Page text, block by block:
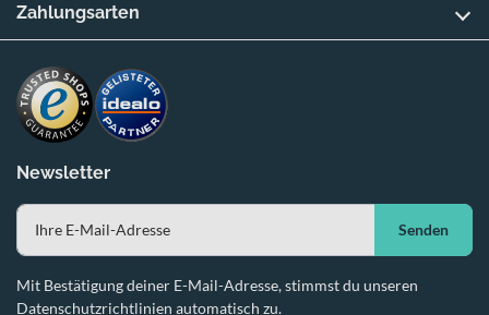
Newsletter
Senden
Mit Bestätigung deiner E-Mail-Adresse, stimmst du unseren
Datenschutzrichtlinien automatisch zu.
Zahlungsarten